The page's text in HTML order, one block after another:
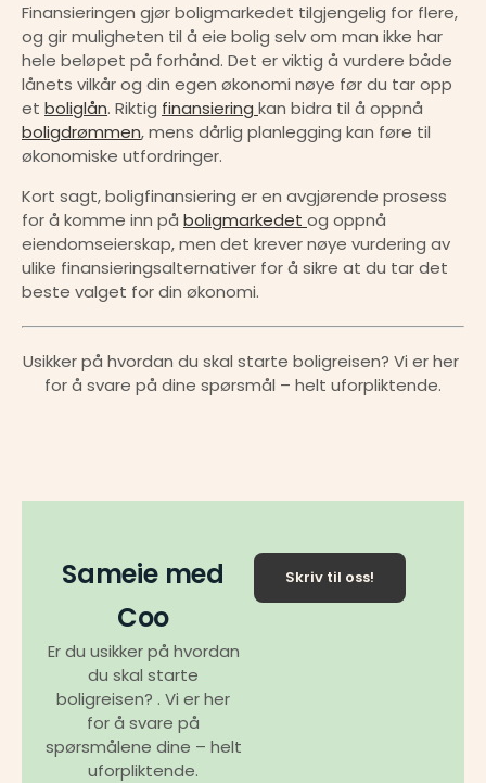
Finansieringen gjør boligmarkedet tilgjengelig for flere,
og gir muligheten til å eie bolig selv om man ikke har
hele beløpet på forhånd. Det er viktig å vurdere både
lånets vilkår og din egen økonomi nøye før du tar opp
et boliglån. Riktig finansiering
boligdrømmen, mens dårlig planlegging kan føre til
økonomiske utfordringer.
Kort sagt, boligfinansiering er en avgjørende prosess
for å komme inn på boligmarkedet og oppnå
eiendomseierskap, men det krever nøye vurdering av
ulike finansieringsalternativer for å sikre at du tar det
beste valget for din økonomi.
Usikker på hvordan du skal starte boligreisen? Vi er her
for å svare på dine spørsmål – helt uforpliktende.
Sameie med
Coo
Er du usikker på hvordan
du skal starte
boligreisen? . Vi er her
for å svare på
spørsmålene dine – helt
uforpliktende.
Skriv til oss!